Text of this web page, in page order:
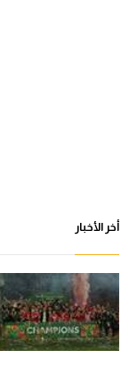
أخر الأخبار